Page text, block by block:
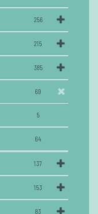
256
215
385
69
5
64
137
153
83